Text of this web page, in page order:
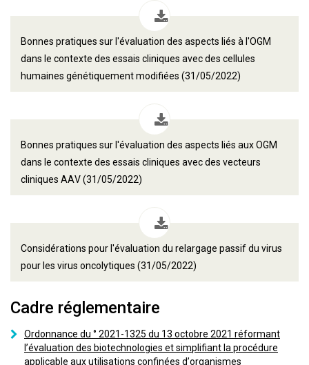
Bonnes pratiques sur l'évaluation des aspects liés à l'OGM
dans le contexte des essais cliniques avec des cellules
humaines génétiquement modifiées (31/05/2022)
Bonnes pratiques sur l'évaluation des aspects liés aux OGM
dans le contexte des essais cliniques avec des vecteurs
cliniques AAV (31/05/2022)
Considérations pour l'évaluation du relargage passif du virus
pour les virus oncolytiques (31/05/2022)
Cadre réglementaire
Ordonnance du ° 2021-1325 du 13 octobre 2021 réformant
l’évaluation des biotechnologies et simplifiant la procédure
applicable aux utilisations confinées d’organismes